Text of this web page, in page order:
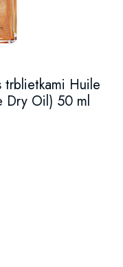
trblietkami Huile
Dry Oil) 50 ml